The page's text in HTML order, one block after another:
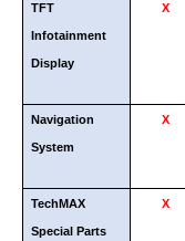
TFT
Infotainment
Display
X
Navigation
System
X
TechMAX
Special Parts
X